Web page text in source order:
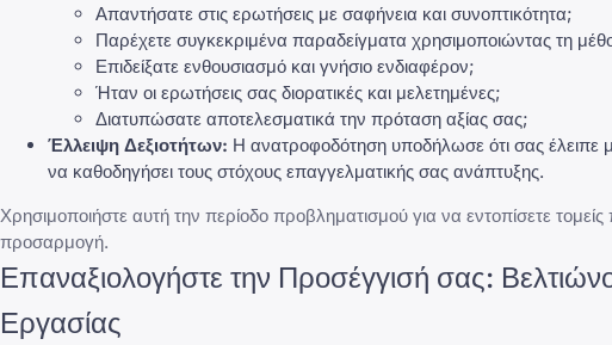
Απαντήσατε στις ερωτήσεις με σαφήνεια και συνοπτικότητα;
Παρέχετε συγκεκριμένα παραδείγματα χρησιμοποιώντας τη
Επιδείξατε ενθουσιασμό και γνήσιο ενδιαφέρον;
Ήταν οι ερωτήσεις σας διορατικές και μελετημένες;
Διατυπώσατε αποτελεσματικά την πρόταση αξίας σας;
Έλλειψη Δεξιοτήτων: Η ανατροφοδότηση υποδήλωσε ότι σας έλειπε
να καθοδηγήσει τους στόχους επαγγελματικής σας ανάπτυξης.
Χρησιμοποιήστε αυτή την περίοδο προβληματισμού για να εντοπίσετε
προσαρμογή.
Επαναξιολογήστε την Προσέγγισή σας:
Εργασίας